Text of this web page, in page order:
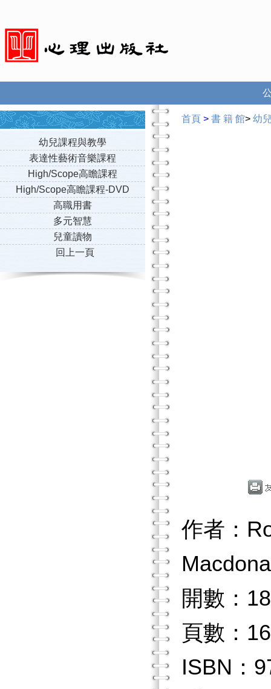
幼兒課程與教學
表達性藝術音樂課程
High/Scope高瞻課程
High/Scope高瞻課程-DVD
高職用書
多元智慧
兒童讀物
回上一頁
首頁 > 書 籍 館> 幼
作者：
開數：18
頁數：
ISBN：